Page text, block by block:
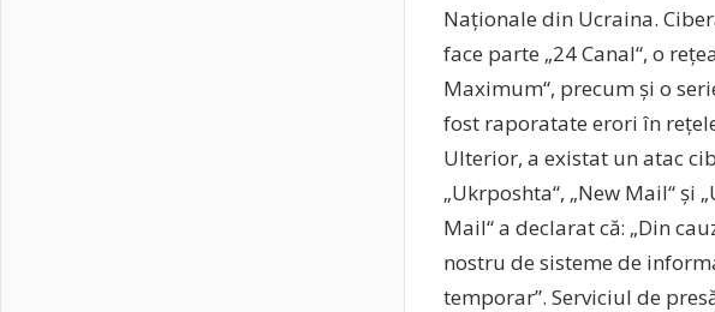
Naționale din Ucraina.
face parte „24 Canal“, o
Maximum“, precum și o
fost raporatate erori în
Ulterior, a existat un atac
„Ukrposhta“, „New Mail“ și
Mail“ a declarat că: „Din
nostru de sisteme de
temporar”. Serviciul de